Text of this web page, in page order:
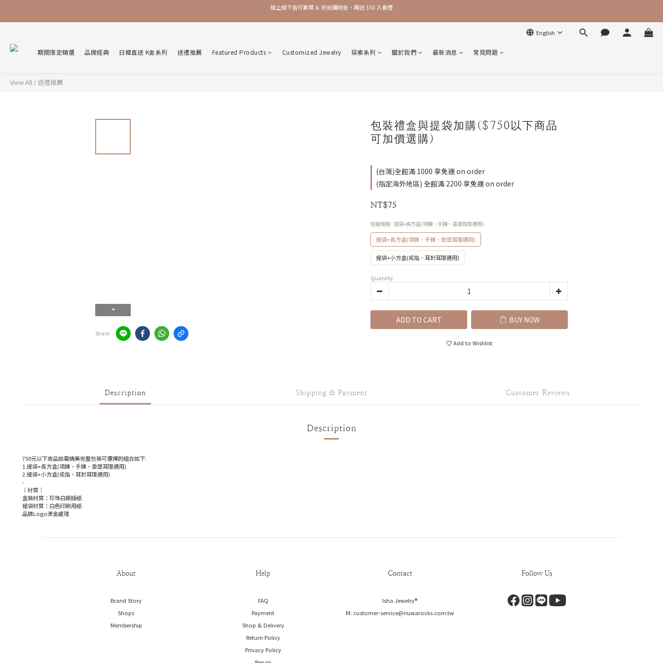
加入品牌會員，官網門市每筆消費皆享 1% 購物金回饋！
加入品牌會員，官網門市每筆消費皆享 1% 購物金回饋！
English
期間限定精選 品牌經典 日韓直送 K金系列 送禮推薦 Featured Products Customized Jewelry 探索系列 關於我們 最新消息 常見問題
View All / 送禮推薦
Share
包裝禮盒與提袋加購($750以下商品
可加價選購)
(台灣)全館滿 1000 享免運 on order
(指定海外地區) 全館滿 2200 享免運 on order
NT$75
包裝規格 : 提袋+長方盒(項鍊、手鍊、垂墜耳環適用)
提袋+長方盒(項鍊、手鍊、垂墜耳環適用)
提袋+小方盒(戒指、耳針耳環適用)
Quantity
ADD TO CART BUY NOW
Add to Wishlist
Description Shipping & Payment Customer Reviews
Description
750元以下商品如需精美完整包裝可選擇的組合如下:
1.提袋+長方盒(項鍊、手鍊、垂墜耳環適用)
2.提袋+小方盒(戒指、耳針耳環適用)
-
｜材質｜
盒裝材質：珍珠白銅版紙
提袋材質：白色印刷用紙
品牌Logo燙金處理
About
Brand Story
Shops
Membership
Help
FAQ
Payment
Shop & Delivery
Return Policy
Privacy Policy
Contact
Isha Jewelry®️
M: customer-service@nuwarocks.com.tw
Follow Us